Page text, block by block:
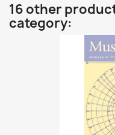
16 other
category: